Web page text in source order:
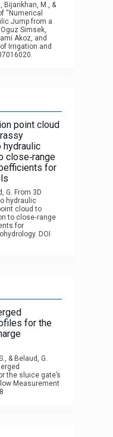
Bijankhan, M., &
“Numerical
Jump from a
Simsek,
Akoz, and
Irrigation and
point cloud
hydraulic
close‐range
for
G. From 3D
hydraulic
cloud to
to close‐range
for
DOI
for the
& Belaud, G.
the sluice gate’s
Measurement